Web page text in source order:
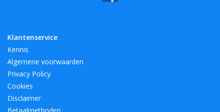
iedere stijl een prachtig programma aan producten.
BreedteMM:104
DiameterMM:
HoogteMM:
LengteMM:
Klantenservice
Kennis
Algemene voorwaarden
Privacy Policy
Cookies
Disclaimer
Betaalmethoden